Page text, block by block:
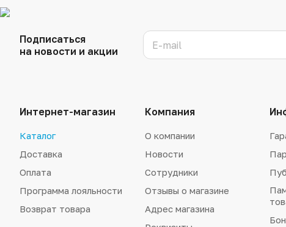
Подписаться
на новости и акции
Интернет-магазин
Каталог
Доставка
Оплата
Программа лояльности
Возврат товара
Компания
О компании
Новости
Сотрудники
Отзывы о магазине
Адрес магазина